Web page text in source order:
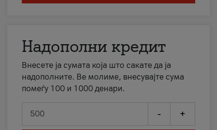
Надополни кредит
Внесете ја сумата која што сакате да ја
надополните. Ве молиме, внесувајте сума
помеѓу 100 и 1000 денари.
- +